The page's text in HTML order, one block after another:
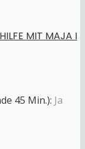
MIT MAJA I
45 Min.): Ja